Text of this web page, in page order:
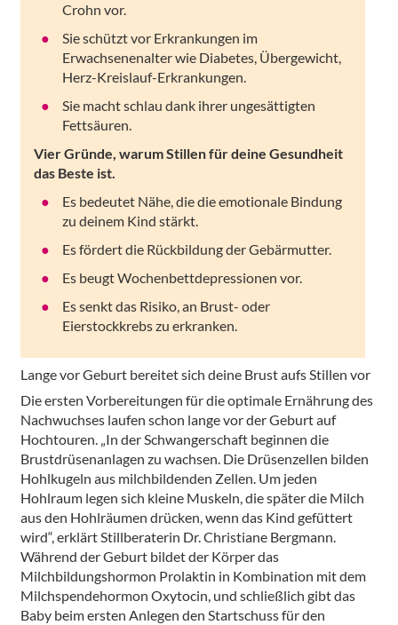
Crohn vor.
Sie schützt vor Erkrankungen im
Erwachsenenalter wie Diabetes, Übergewicht,
Herz-Kreislauf-Erkrankungen.
Sie macht schlau dank ihrer ungesättigten
Fettsäuren.
Vier Gründe, warum Stillen für deine Gesundheit
das Beste ist.
Es bedeutet Nähe, die die emotionale Bindung
zu deinem Kind stärkt.
Es fördert die Rückbildung der Gebärmutter.
Es beugt Wochenbettdepressionen vor.
Es senkt das Risiko, an Brust- oder
Eierstockkrebs zu erkranken.
Lange vor Geburt bereitet sich deine Brust aufs Stillen vor
Die ersten Vorbereitungen für die optimale Ernährung des
Nachwuchses laufen schon lange vor der Geburt auf
Hochtouren. „In der Schwangerschaft beginnen die
Brustdrüsenanlagen zu wachsen. Die Drüsenzellen bilden
Hohlkugeln aus milchbildenden Zellen. Um jeden
Hohlraum legen sich kleine Muskeln, die später die Milch
aus den Hohlräumen drücken, wenn das Kind gefüttert
wird“, erklärt Stillberaterin Dr. Christiane Bergmann.
Während der Geburt bildet der Körper das
Milchbildungshormon Prolaktin in Kombination mit dem
Milchspendehormon Oxytocin, und schließlich gibt das
Baby beim ersten Anlegen den Startschuss für den